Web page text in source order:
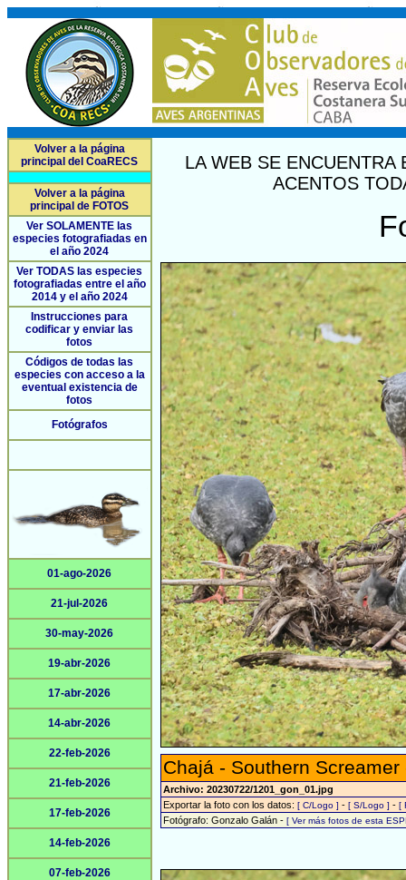
Volver a la página
principal del CoaRECS
Volver a la página
principal de FOTOS
Ver SOLAMENTE las
especies fotografiadas en
el año 2024
Ver TODAS las especies
fotografiadas entre el año
2014 y el año 2024
Instrucciones para
codificar y enviar las
fotos
Códigos de todas las
especies con acceso a la
eventual existencia de
fotos
Fotógrafos
01-ago-2026
21-jul-2026
30-may-2026
19-abr-2026
17-abr-2026
14-abr-2026
22-feb-2026
21-feb-2026
17-feb-2026
14-feb-2026
07-feb-2026
LA WEB SE
ACENTOS
Chajá - Southern
Archivo: 20230722/1201_gon_01.jpg
Exportar la foto con los datos: [ C/Logo ] - [ S/Logo ] - [
Fotógrafo: Gonzalo Galán - [ Ver más fotos de esta